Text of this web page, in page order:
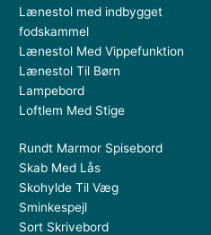
Lænestol med indbygget
fodskammel
Lænestol Med Vippefunktion
Lænestol Til Børn
Lampebord
Loftlem Med Stige
Rundt Marmor Spisebord
Skab Med Lås
Skohylde Til Væg
Sminkespejl
Sort Skrivebord